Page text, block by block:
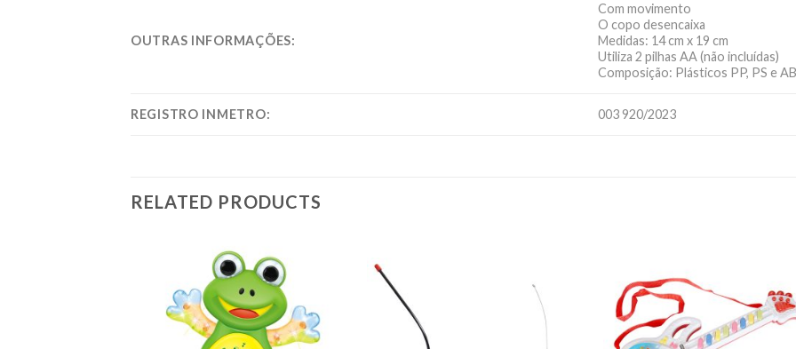
OUTRAS INFORMAÇÕES:
Com movimento
O copo desencaixa
Medidas: 14 cm x 19 cm
Utiliza 2 pilhas AA (não incluídas)
Composição: Plásticos PP, PS e
REGISTRO INMETRO: 003 920/2023
RELATED PRODUCTS